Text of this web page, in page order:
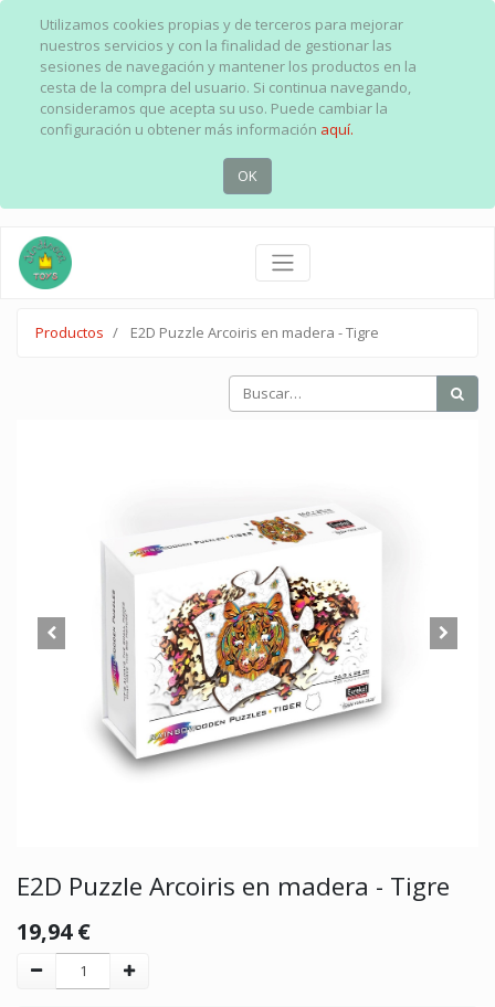
Utilizamos cookies propias y de terceros para mejorar
nuestros servicios y con la finalidad de gestionar las
sesiones de navegación y mantener los productos en la
cesta de la compra del usuario. Si continua navegando,
consideramos que acepta su uso. Puede cambiar la
configuración u obtener más información aquí.
OK
Productos E2D Puzzle Arcoiris en madera - Tigre
E2D Puzzle Arcoiris en madera - Tigre
19,94€